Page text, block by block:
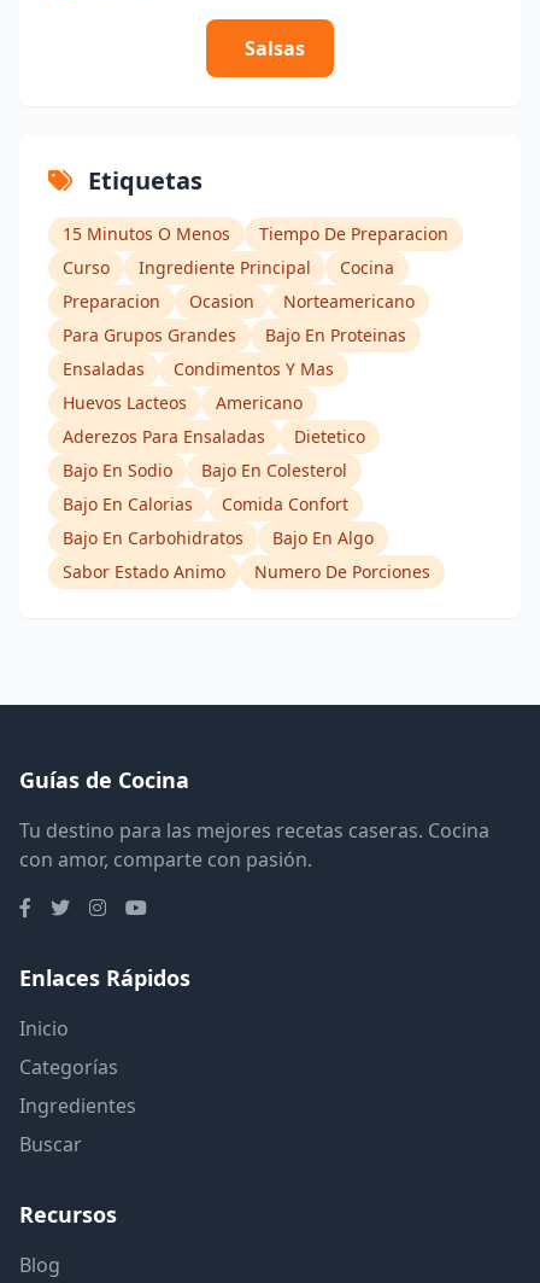
Salsas
Etiquetas
15 Minutos O Menos
Tiempo De Preparacion
Curso
Ingrediente Principal
Cocina
Preparacion
Ocasion
Norteamericano
Para Grupos Grandes
Bajo En Proteinas
Ensaladas
Condimentos Y Mas
Huevos Lacteos
Americano
Aderezos Para Ensaladas
Dietetico
Bajo En Sodio
Bajo En Colesterol
Bajo En Calorias
Comida Confort
Bajo En Carbohidratos
Bajo En Algo
Sabor Estado Animo
Numero De Porciones
Guías de Cocina
Tu destino para las mejores recetas caseras. Cocina
con amor, comparte con pasión.
Enlaces Rápidos
Inicio
Categorías
Ingredientes
Buscar
Recursos
Blog